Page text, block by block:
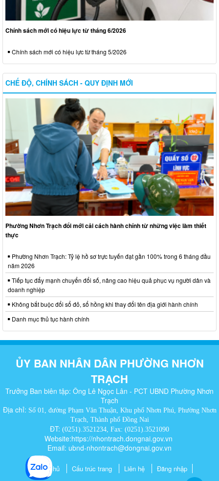
Chính sách mới có hiệu lực từ tháng 6/2026
Chính sách mới có hiệu lực từ tháng 5/2026
CHẾ ĐỘ, CHÍNH SÁCH - QUY ĐỊNH MỚI
Phường Nhơn Trạch đổi mới cải cách hành chính từ những việc làm thiết
thực
Phường Nhơn Trạch: Tỷ lệ hồ sơ trực tuyến đạt gần 100% trong 6 tháng đầu
năm 2026
Tiếp tục đẩy mạnh chuyển đổi số, nâng cao hiệu quả phục vụ người dân và
doanh nghiệp
Không bắt buộc đổi sổ đỏ, sổ hồng khi thay đổi tên địa giới hành chính
Danh mục thủ tục hành chính
ỦY BAN NHÂN DÂN PHƯỜNG NHƠN
TRẠCH
Trưởng Ban biên tập: Ông Lê Ngọc Lân - PCT UBND Phường Nhơn
Trạch
Địa chỉ: Số 01, đường Phạm Văn Thuận, Khu phố Nhơn Phú, Phường Nhơn
Trạch, Thành phố Đồng Nai
ĐT: (0251).3521234, Fax: (0251).3521090
Website:https://nhontrach.dongnai.gov.vn
Email: ubnd-nhontrach@dongnai.gov.vn​
Trang chủ Cấu trúc trang Liên hệ Đăng nhập